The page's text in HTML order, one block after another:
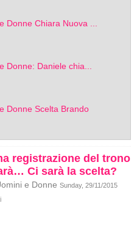
Donne Chiara Nuova ...
Donne: Daniele chia...
Donne Scelta Brando
registrazione del trono
Ci sarà la scelta?
e Donne Sunday, 29/11/2015